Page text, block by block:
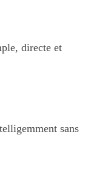
directe et
sans